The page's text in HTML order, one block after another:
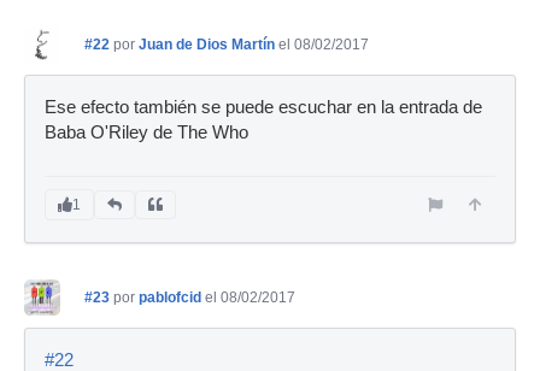
#22 por Juan de Dios Martín el 08/02/2017
Ese efecto también se puede escuchar en la entrada de
Baba O'Riley de The Who
1
#23 por pablofcid el 08/02/2017
#22